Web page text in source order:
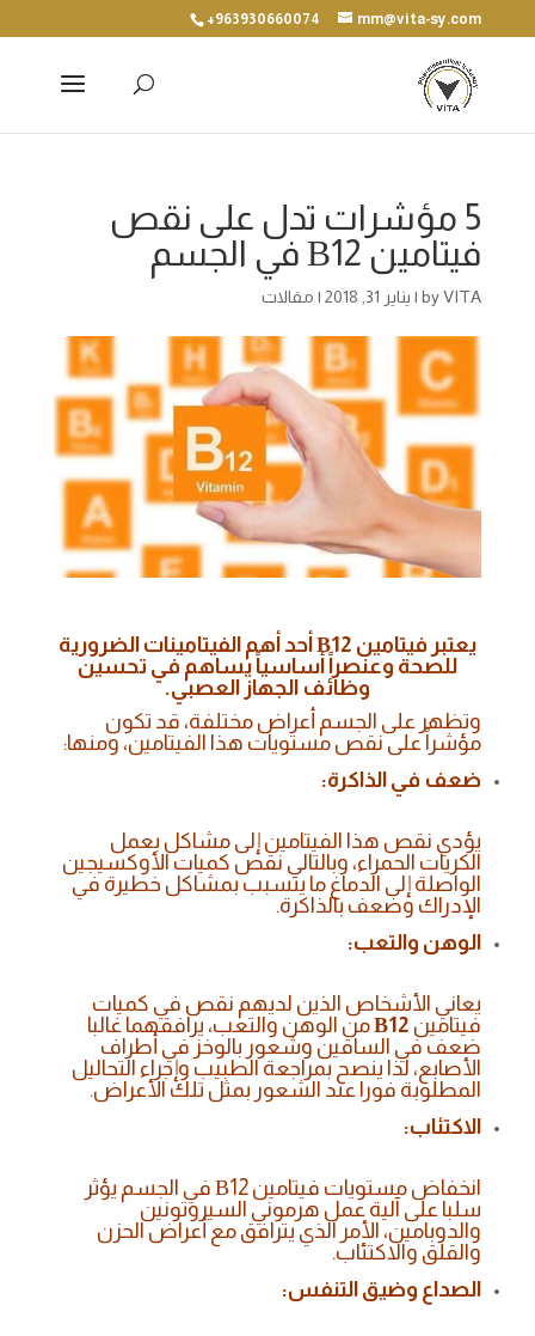
+963930660074 mm@vita-sy.com
5 مؤشرات تدل على نقص
فيتامين В12 في الجسم
byVITA
| يناير 31, 2018 | مقالات
يعتبر فيتامين В12أحد أهم الفيتامينات الضرورية
للصحة وعنصراً أساسياً يساهم في تحسين
وظائف الجهاز العصبي.
وتظهر على الجسم أعراض مختلفة، قد تكون
مؤشراً على نقص مستويات هذا الفيتامين، ومنها:
ضعف في الذاكرة:
يؤدي نقص هذا الفيتامين إلى مشاكل بعمل
الكريات الحمراء، وبالتالي نقص كميات الأوكسيجين
الواصلة إلى الدماغ ما يتسبب بمشاكل خطيرة في
الإدراك وضعف بالذاكرة.
الوهن والتعب:
يعاني الأشخاص الذين لديهم نقص في كميات
فيتامين В12من الوهن والتعب، يرافقهما غالبا
ضعف في الساقين وشعور بالوخز في أطراف
الأصابع، لذا ينصح بمراجعة الطبيب وإجراء التحاليل
المطلوبة فورا عند الشعور بمثل تلك الأعراض.
الاكتئاب:
انخفاض مستويات فيتامين В12 في الجسم يؤثر
سلبا على آلية عمل هرموني السيروتونين
والدوبامين، الأمر الذي يترافق مع أعراض الحزن
والقلق والاكتئاب.
الصداع وضيق التنفس: